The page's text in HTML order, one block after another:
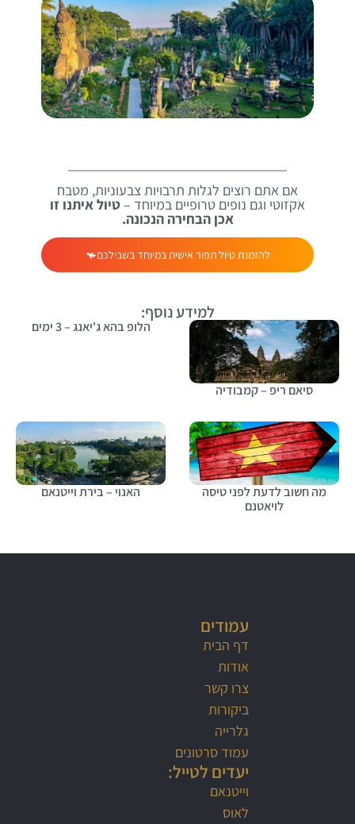
אם אתם רוצים לגלות תרבויות צבעוניות, מטבח
אקזוטי וגם נופים טרופיים במיוחד –טיול איתנו זו
אכן הבחירה הנכונה.
להזמנת טיול תפור אישית במיוחד בשבילכם
למידע נוסף:
סיאם ריפ – קמבודיה
הלופ בהא ג'יאנג – 3 ימים
מה חשוב לדעת לפני טיסה
לויאטנם
האנוי – בירת וייטנאם
עמודים
דף הבית
אודות
צרו קשר
ביקורות
גלרייה
עמוד סרטונים
יעדים לטייל:
וייטנאם
לאוס